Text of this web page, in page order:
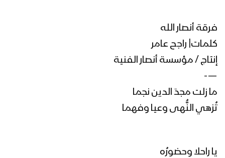
فلاش أهل غزة – فرقة أنصار الله 1447هـ
1447هـ
فرقة أنصار الله
كلمات| راجح عامر
إنتاج / مؤسسة أنصار الفنية
—-
ما زلت مجدَ الدين نجما
تُزهي النُّهى وعيا وفهما
يا راحلا وحضورُه